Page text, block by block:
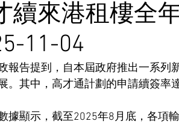
續來港租樓全
11-04
報告提到，自本屆政府推出一系列
。其中，高才通計劃的申請續簽率達
據顯示，截至2025年8月底，各項